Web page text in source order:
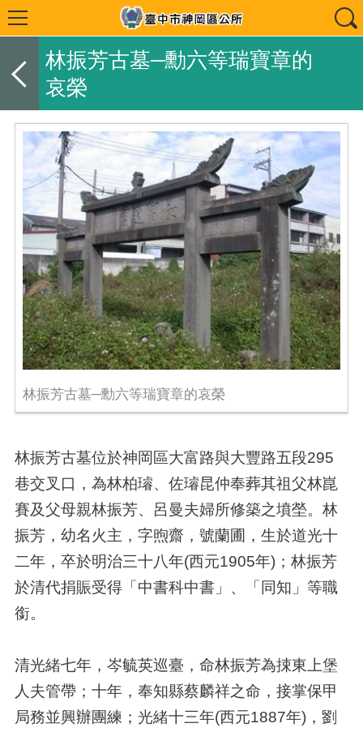
林振芳古墓─勳六等瑞寶章的
哀榮
林振芳古墓─勳六等瑞寶章的哀榮
林振芳古墓位於神岡區大富路與大豐路五段295
巷交叉口，為林柏璿、佐璿昆仲奉葬其祖父林崑
賽及父母親林振芳、呂曼夫婦所修築之墳塋。林
振芳，幼名火主，字煦齋，號蘭圃，生於道光十
二年，卒於明治三十八年(西元1905年)；林振芳
於清代捐賑受得「中書科中書」、「同知」等職
銜。
清光緒七年，岑毓英巡臺，命林振芳為捒東上堡
人夫管帶；十年，奉知縣蔡麟祥之命，接掌保甲
局務並興辦團練；光緒十三年(西元1887年)，劉